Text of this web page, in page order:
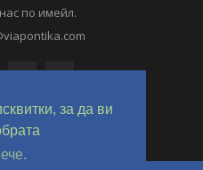
за да ви
по имейл.